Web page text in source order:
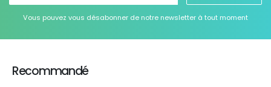
Vous pouvez vous désabonner de notre newsletter à tout moment
Recommandé